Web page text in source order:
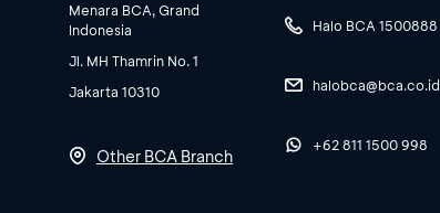
Menara BCA, Grand
Indonesia
Jl. MH Thamrin No. 1
Jakarta 10310
Other BCA Branch
Halo BCA 1500888
halobca@bca.co.id
+62 811 1500 998